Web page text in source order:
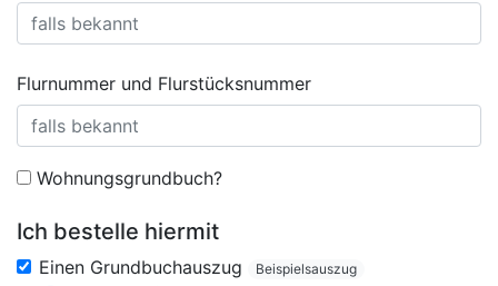
Flurnummer und Flurstücksnummer
Wohnungsgrundbuch?
Ich bestelle hiermit
Einen Grundbuchauszug Beispielsauszug